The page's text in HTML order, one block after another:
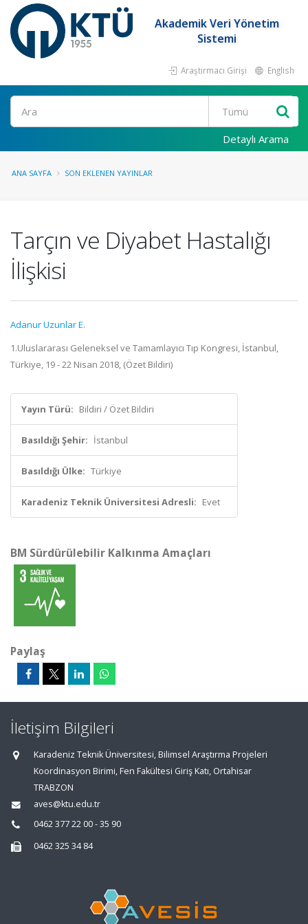
Akademik Veri Yönetim
Sistemi
Araştırmacı Girişi English
Ara
Detaylı Arama
ANA SAYFA SON EKLENEN YAYINLAR
Tarçın ve Diyabet Hastalığı
İlişkisi
Adanur Uzunlar E.
1.Uluslararası Geleneksel ve Tamamlayıcı Tıp Kongresi, İstanbul,
Türkiye, 19 - 22 Nisan 2018, (Özet Bildiri)
Yayın Türü: Bildiri / Özet Bildiri
Basıldığı Şehir: İstanbul
Basıldığı Ülke: Türkiye
Karadeniz Teknik Üniversitesi Adresli: Evet
BM Sürdürülebilir Kalkınma Amaçları
Paylaş
İletişim Bilgileri
Karadeniz Teknik Üniversitesi, Bilimsel Araştırma Projeleri
Koordinasyon Birimi, Fen Fakültesi Giriş Katı, Ortahisar
TRABZON
aves@ktu.edu.tr
0462 377 22 00 - 35 90
0462 325 34 84